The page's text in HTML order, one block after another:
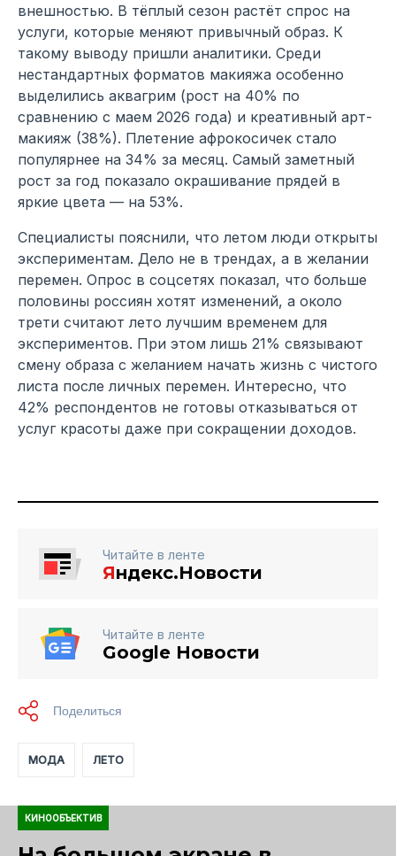
внешностью. В тёплый сезон растёт спрос на
услуги, которые меняют привычный образ. К
такому выводу пришли аналитики. Среди
нестандартных форматов макияжа особенно
выделились аквагрим (рост на 40% по
сравнению с маем 2026 года) и креативный арт-
макияж (38%). Плетение афрокосичек стало
популярнее на 34% за месяц. Самый заметный
рост за год показало окрашивание прядей в
яркие цвета — на 53%.
Специалисты пояснили, что летом люди открыты
экспериментам. Дело не в трендах, а в желании
перемен. Опрос в соцсетях показал, что больше
половины россиян хотят изменений, а около
трети считают лето лучшим временем для
экспериментов. При этом лишь 21% связывают
смену образа с желанием начать жизнь с чистого
листа после личных перемен. Интересно, что
42% респондентов не готовы отказываться от
услуг красоты даже при сокращении доходов.
Читайте в ленте
Яндекс.Новости
Читайте в ленте
Google Новости
МОДА ЛЕТО
КИНООБЪЕКТИВ